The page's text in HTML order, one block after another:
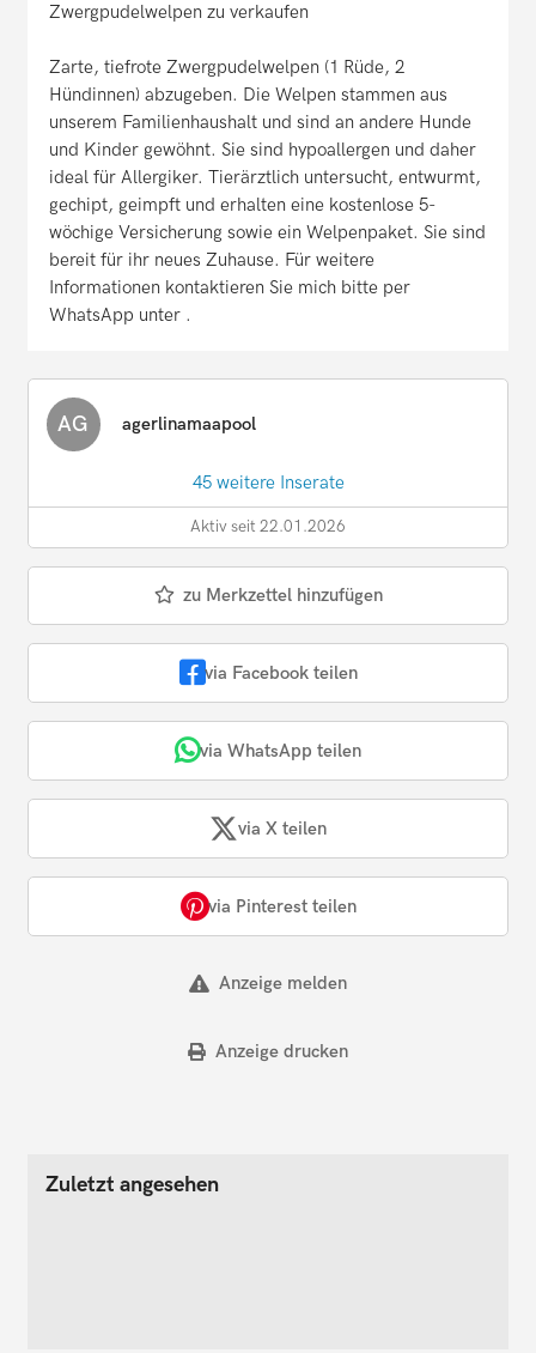
Zwergpudelwelpen zu verkaufen
Zarte, tiefrote Zwergpudelwelpen (1 Rüde, 2
Hündinnen) abzugeben. Die Welpen stammen aus
unserem Familienhaushalt und sind an andere Hunde
und Kinder gewöhnt. Sie sind hypoallergen und daher
ideal für Allergiker. Tierärztlich untersucht, entwurmt,
gechipt, geimpft und erhalten eine kostenlose 5-
wöchige Versicherung sowie ein Welpenpaket. Sie sind
bereit für ihr neues Zuhause. Für weitere
Informationen kontaktieren Sie mich bitte per
WhatsApp unter .
AG agerlinamaapool
45 weitere Inserate
Aktiv seit 22.01.2026
zu Merkzettel hinzufügen
via Facebook teilen
via WhatsApp teilen
via X teilen
via Pinterest teilen
Anzeige melden
Anzeige drucken
Zuletzt angesehen